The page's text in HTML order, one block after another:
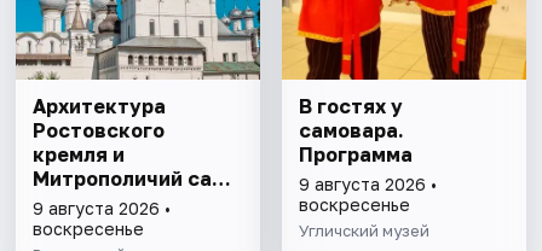
Архитектура
Ростовского
кремля и
Митрополичий сад,
выставка
"Митрополичье
9 августа 2026 •
воскресенье
В гостях у
самовара.
Программа
9 августа 2026 •
воскресенье
Угличский музей